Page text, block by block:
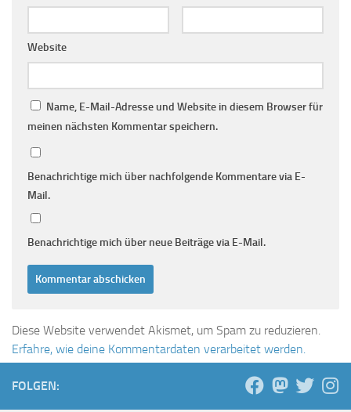
Website
Name, E-Mail-Adresse und Website in diesem Browser für
meinen nächsten Kommentar speichern.
Benachrichtige mich über nachfolgende Kommentare via E-
Mail.
Benachrichtige mich über neue Beiträge via E-Mail.
Diese Website verwendet Akismet, um Spam zu reduzieren.
Erfahre, wie deine Kommentardaten verarbeitet werden.
FOLGEN: